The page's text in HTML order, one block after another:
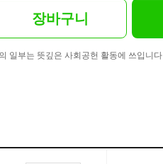
장바구니
일부는 뜻깊은 사회공헌 활동에 쓰입니다